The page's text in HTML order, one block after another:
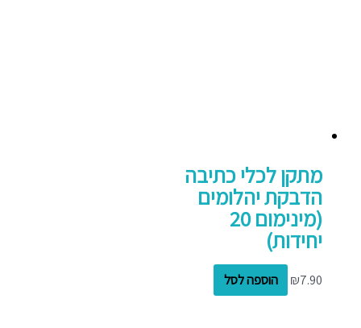
מתקן לכלי כתיבה
הדבקת יהלומים
(מינימום 20
יחידות)
₪7.90 הוספה לסל